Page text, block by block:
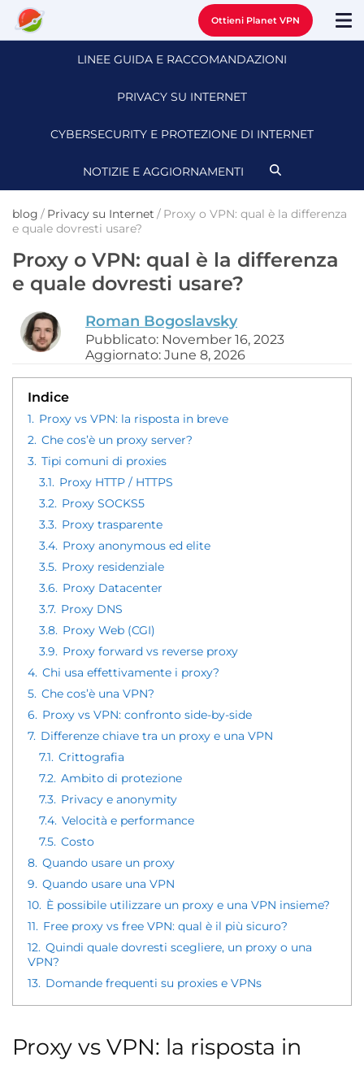
Ottieni Planet VPN
LINEE GUIDA E RACCOMANDAZIONI
PRIVACY SU INTERNET
CYBERSECURITY E PROTEZIONE DI INTERNET
NOTIZIE E AGGIORNAMENTI
blog / Privacy su Internet / Proxy o VPN: qual è la differenza
e quale dovresti usare?
Proxy o VPN: qual è la differenza
e quale dovresti usare?
Roman Bogoslavsky
Pubblicato: November 16, 2023
Aggiornato: June 8, 2026
Indice
1. Proxy vs VPN: la risposta in breve
2. Che cos’è un proxy server?
3. Tipi comuni di proxies
3.1. Proxy HTTP / HTTPS
3.2. Proxy SOCKS5
3.3. Proxy trasparente
3.4. Proxy anonymous ed elite
3.5. Proxy residenziale
3.6. Proxy Datacenter
3.7. Proxy DNS
3.8. Proxy Web (CGI)
3.9. Proxy forward vs reverse proxy
4. Chi usa effettivamente i proxy?
5. Che cos’è una VPN?
6. Proxy vs VPN: confronto side-by-side
7. Differenze chiave tra un proxy e una VPN
7.1. Crittografia
7.2. Ambito di protezione
7.3. Privacy e anonymity
7.4. Velocità e performance
7.5. Costo
8. Quando usare un proxy
9. Quando usare una VPN
10. È possibile utilizzare un proxy e una VPN insieme?
11. Free proxy vs free VPN: qual è il più sicuro?
12. Quindi quale dovresti scegliere, un proxy o una
VPN?
13. Domande frequenti su proxies e VPNs
Proxy vs VPN: la risposta in